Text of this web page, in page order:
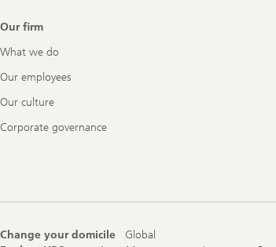
Our firm
What we do
Our employees
Our culture
Corporate governance
Change your domicile
Global